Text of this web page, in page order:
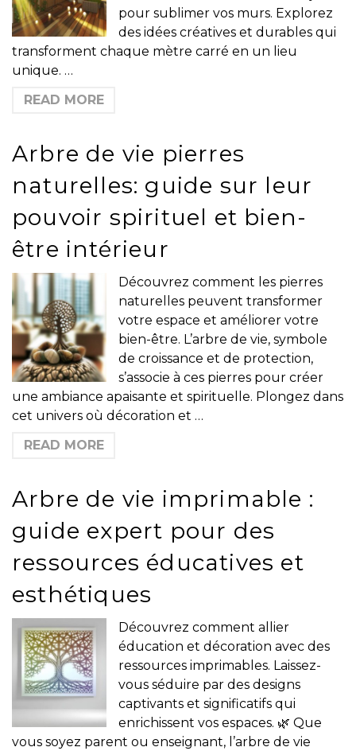
pour sublimer vos murs. Explorez
des idées créatives et durables qui
transforment chaque mètre carré en un lieu
unique. …
READ MORE
Arbre de vie pierres
naturelles: guide sur leur
pouvoir spirituel et bien-
être intérieur
Découvrez comment les pierres
naturelles peuvent transformer
votre espace et améliorer votre
bien-être. L’arbre de vie, symbole
de croissance et de protection,
s’associe à ces pierres pour créer
une ambiance apaisante et spirituelle. Plongez dans
cet univers où décoration et …
READ MORE
Arbre de vie imprimable :
guide expert pour des
ressources éducatives et
esthétiques
Découvrez comment allier
éducation et décoration avec des
ressources imprimables. Laissez-
vous séduire par des designs
captivants et significatifs qui
enrichissent vos espaces. 🌿 Que
vous soyez parent ou enseignant, l’arbre de vie